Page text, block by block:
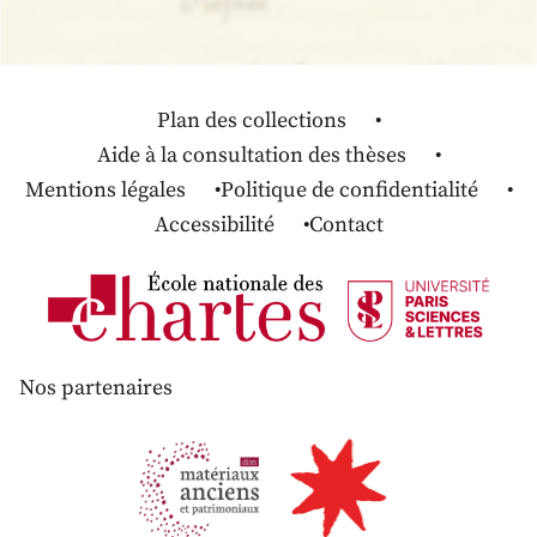
Plan des collections
Aide à la consultation des thèses
Mentions légales
Politique de confidentialité
Accessibilité
Contact
Nos partenaires